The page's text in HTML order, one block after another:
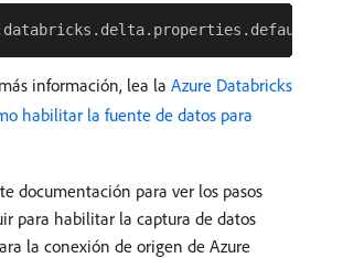
información, lea la Azure Databricks
habilitar la fuente de datos para
documentación para ver los pasos
para habilitar la captura de datos
la conexión de origen de Azure